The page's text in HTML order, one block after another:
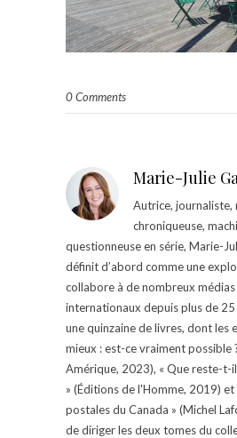
0 Comments
Marie-Julie
Autrice, journaliste,
chroniqueuse,
questionneuse en série, Marie-
définit d’abord comme une
collabore à de nombreux
internationaux depuis plus de 25
une quinzaine de livres, dont les
mieux : est-ce vraiment possible
Amérique, 2023), « Que reste-t-
» (Éditions de l'Homme, 2019)
postales du Canada » (Michel
de diriger les deux tomes du